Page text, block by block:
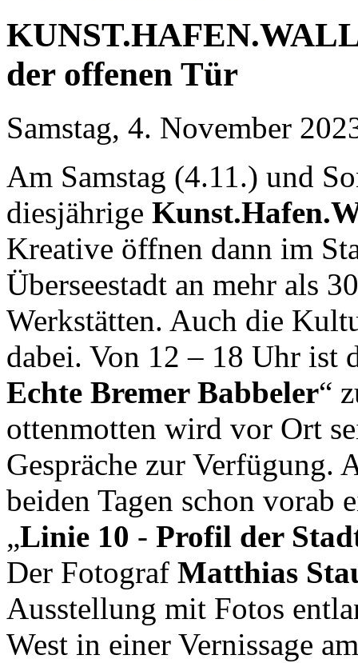
der offenen Tür
Samstag, 4. November
Am Samstag (4.11.) und
diesjährige
Kreative öffnen dann im
Überseestadt an mehr als
Werkstätten. Auch die
dabei. Von 12 – 18 Uhr ist
Echte Bremer Babbeler“
ottenmotten wird vor Ort
Gespräche zur Verfügung.
beiden Tagen schon vorab
„Linie 10 - Profil der
Der Fotograf Matthias
Ausstellung mit Fotos
West in einer Vernissage